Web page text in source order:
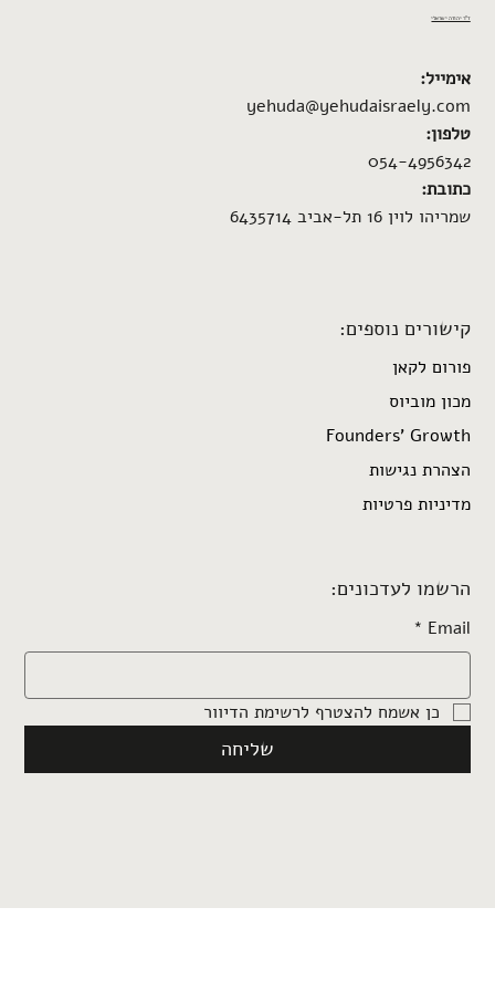
הרשמו לעדכונים:
Email
*
כן אשמח להצטרף לרשימת הדיוור
שליחה
קישורים נוספים:
פורום לקאן
מכון מוביוס
Founders’ Growth
הצהרת נגישות
מדיניות פרטיות
ד"ר יהודה ישראלי
אימייל:
yehuda@yehudaisraely.com
טלפון:
054-4956342
כתובת:
שמריהו לוין 16 תל-אביב 6435714